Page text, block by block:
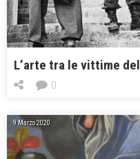
L’arte tra le vittime
0
9 Marzo 2020